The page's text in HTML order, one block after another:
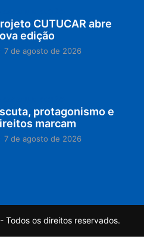
CUTUCAR abre
edição
7 de agosto de 2026
protagonismo e
marcam
7 de agosto de 2026
Todos os direitos reservados.